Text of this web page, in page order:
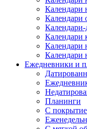
Календари
Календари
Календари
Календари
Календари
Ежедневники и
Планинги
С